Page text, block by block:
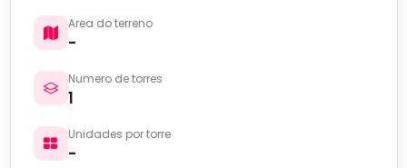
Area do terreno
-
Numero de torres
1
Unidades por torre
-